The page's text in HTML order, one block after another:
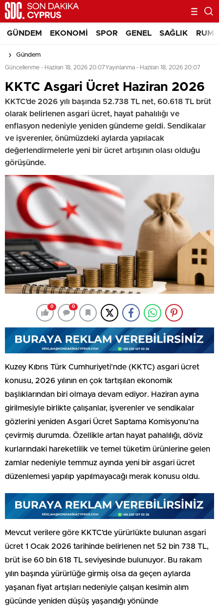
GÜNDEM EKONOMI SPOR GENEL SAĞLIK RUM
Gündem
Güncellenme - Haziran 18, 2026 20:07Yayınlanma - Haziran 18, 2026 20:07
⁠KKTC Asgari Ücret Haziran 2026
KKTC’de 2026 yılı başında 52.738 TL net, 60.618 TL brüt
olarak belirlenen asgari ücret, hayat pahalılığı ve
enflasyon nedeniyle yeniden gündeme geldi. Sendikalar
ve işverenler, önümüzdeki aylarda yapılacak
değerlendirmelerle yeni bir ücret artışının olası olduğu
görüşünde.
0 0
Kuzey Kıbrıs Türk Cumhuriyeti’nde (KKTC) asgari ücret
konusu, 2026 yılının en çok tartışılan ekonomik
başlıklarından biri olmaya devam ediyor. Haziran ayına
girilmesiyle birlikte çalışanlar, işverenler ve sendikalar
gözlerini yeniden Asgari Ücret Saptama Komisyonu’na
çevirmiş durumda. Özellikle artan hayat pahalılığı, döviz
kurlarındaki hareketlilik ve temel tüketim ürünlerine gelen
zamlar nedeniyle temmuz ayında yeni bir asgari ücret
düzenlemesi yapılıp yapılmayacağı merak konusu oldu.
Mevcut verilere göre KKTC’de yürürlükte bulunan asgari
ücret 1 Ocak 2026 tarihinde belirlenen net 52 bin 738 TL,
brüt ise 60 bin 618 TL seviyesinde bulunuyor. Bu rakam
yılın başında yürürlüğe girmiş olsa da geçen aylarda
yaşanan fiyat artışları nedeniyle çalışan kesimin alım
gücünde yeniden düşüş yaşandığı yönünde